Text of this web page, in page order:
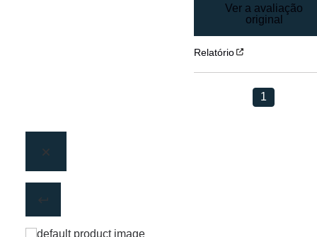
Ver a avaliação
original
Relatório
1